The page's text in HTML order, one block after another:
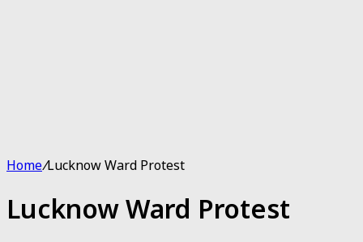
Home/Lucknow Ward Protest
Lucknow Ward Protest